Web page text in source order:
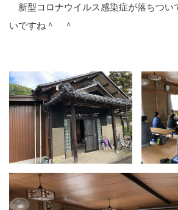
新型コロナウイルス感染症が落ちつい
いですね＾ ＾